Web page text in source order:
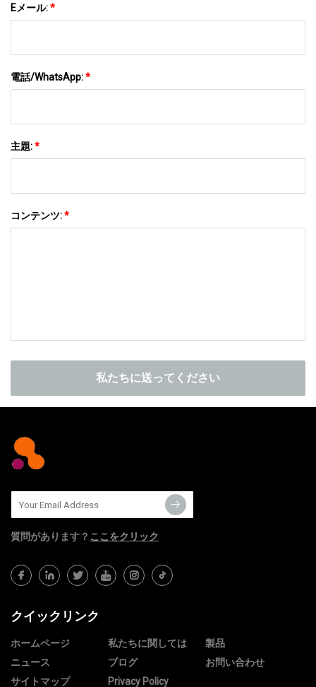
Eメール:*
電話/WhatsApp:*
主題:*
コンテンツ:*
私たちに送ってください
質問​​があります？ ここをクリック
クイックリンク
ホームページ 私たちに関しては
製品
ニュース
ブログ
お問い合わせ
サイトマップ
Privacy Policy